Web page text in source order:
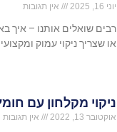
יוני 16, 2025 אין תגובות
רבים שואלים אותנו – איך
או שצריך ניקוי עמוק
ניקוי מקלחון עם
אוקטובר 13, 2022 אין תגובות